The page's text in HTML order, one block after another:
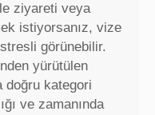
ziyareti veya
istiyorsanız, vize
görünebilir.
yürütülen
doğru kategori
ve zamanında